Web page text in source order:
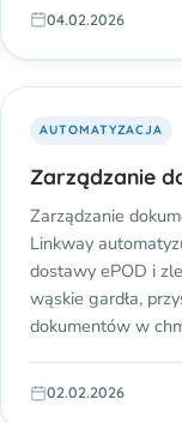
04.02.2026
AUTOMATYZACJA
Zarządzanie
Zarządzanie
Linkway
dostawy ePOD i
wąskie gardła,
dokumentów w
02.02.2026